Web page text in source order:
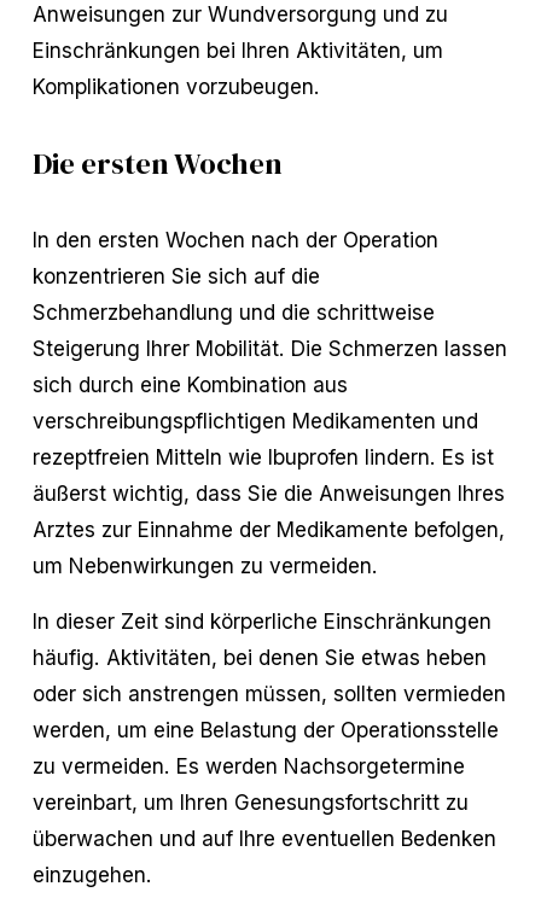
Anweisungen zur Wundversorgung und zu
Einschränkungen bei Ihren Aktivitäten, um
Komplikationen vorzubeugen.
Die ersten Wochen
In den ersten Wochen nach der Operation
konzentrieren Sie sich auf die
Schmerzbehandlung und die schrittweise
Steigerung Ihrer Mobilität. Die Schmerzen lassen
sich durch eine Kombination aus
verschreibungspflichtigen Medikamenten und
rezeptfreien Mitteln wie Ibuprofen lindern. Es ist
äußerst wichtig, dass Sie die Anweisungen Ihres
Arztes zur Einnahme der Medikamente befolgen,
um Nebenwirkungen zu vermeiden.
In dieser Zeit sind körperliche Einschränkungen
häufig. Aktivitäten, bei denen Sie etwas heben
oder sich anstrengen müssen, sollten vermieden
werden, um eine Belastung der Operationsstelle
zu vermeiden. Es werden Nachsorgetermine
vereinbart, um Ihren Genesungsfortschritt zu
überwachen und auf Ihre eventuellen Bedenken
einzugehen.